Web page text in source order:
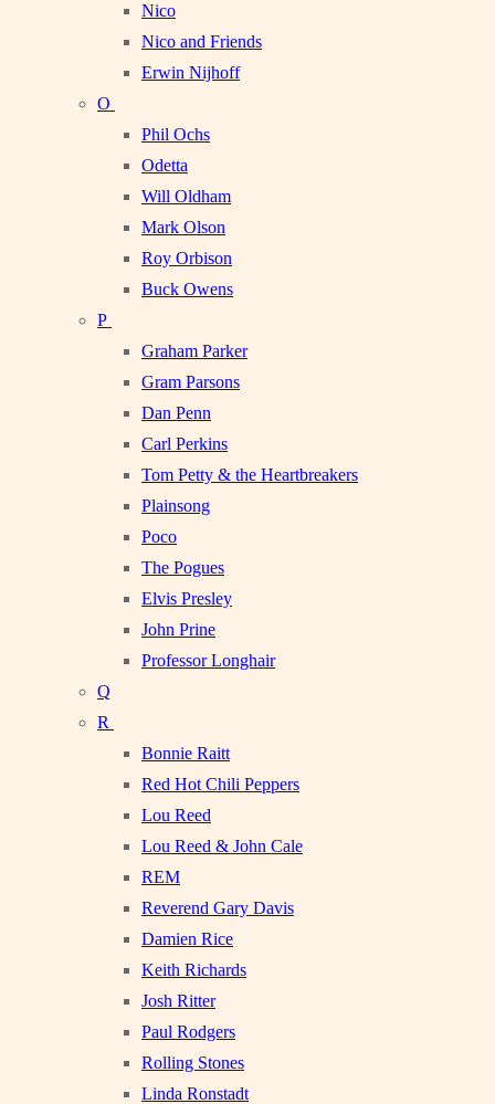
Nico
Nico and Friends
Erwin Nijhoff
O
Phil Ochs
Odetta
Will Oldham
Mark Olson
Roy Orbison
Buck Owens
P
Graham Parker
Gram Parsons
Dan Penn
Carl Perkins
Tom Petty & the Heartbreakers
Plainsong
Poco
The Pogues
Elvis Presley
John Prine
Professor Longhair
Q
R
Bonnie Raitt
Red Hot Chili Peppers
Lou Reed
Lou Reed & John Cale
REM
Reverend Gary Davis
Damien Rice
Keith Richards
Josh Ritter
Paul Rodgers
Rolling Stones
Linda Ronstadt